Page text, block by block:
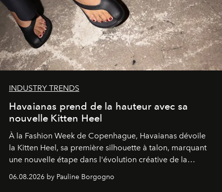
INDUSTRY TRENDS
Havaianas prend de la hauteur avec sa
nouvelle Kitten Heel
À la Fashion Week de Copenhague, Havaianas dévoile
la Kitten Heel, sa première silhouette à talon, marquant
une nouvelle étape dans l'évolution créative de la
06.08.2026 by Pauline Borgogno